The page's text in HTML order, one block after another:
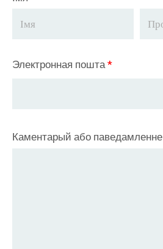
Электронная пошта*
Каментарый або паведамленне